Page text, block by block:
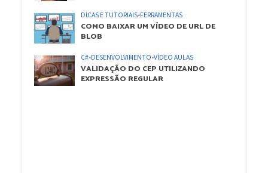
DICAS E TUTORIAIS•FERRAMENTAS
COMO BAIXAR UM VÍDEO DE URL DE
BLOB
C#•DESENVOLVIMENTO•VÍDEO AULAS
VALIDAÇÃO DO CEP UTILIZANDO
EXPRESSÃO REGULAR